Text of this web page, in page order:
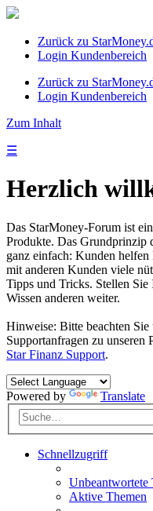
Zurück zu
Login Kundenbereich
Zurück zu
Login Kundenbereich
Zum Inhalt
☰
Herzlich
Das StarMoney-Forum ist
Produkte. Das Grundprinzip
ganz einfach: Kunden
mit anderen Kunden viele
Tipps und Tricks. Stellen
Wissen anderen weiter.
Hinweise: Bitte beachten Sie
Supportanfragen zu unseren
Star Finanz Support.
Powered by Translate
Schnellzugriff
Unbeantwortete
Aktive Themen